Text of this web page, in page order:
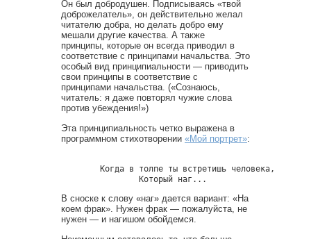
Он был добродушен. Подписываясь «твой
доброжелатель», он действительно желал
читателю добра, но делать добро ему
мешали другие качества. А также
принципы, которые он всегда приводил в
соответствие с принципами начальства. Это
особый вид принципиальности — приводить
свои принципы в соответствие с
принципами начальства. («Сознаюсь,
читатель: я даже повторял чужие слова
против убеждения!»)
Эта принципиальность четко выражена в
программном стихотворении «Мой портрет»:
        Когда в толпе ты встретишь человека,
В сноске к слову «наг» дается вариант: «На
коем фрак». Нужен фрак — пожалуйста, не
нужен — и нагишом обойдемся.